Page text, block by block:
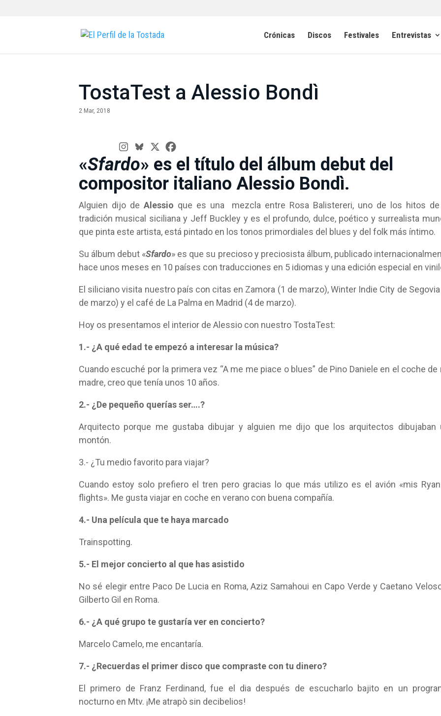
Crónicas Discos Festivales Entrevistas
TostaTest a Alessio Bondì
2 Mar, 2018
«Sfardo» es el título del álbum debut del
compositor italiano Alessio Bondì.
Alguien dijo de Alessio que es una mezcla entre Rosa Balistereri, uno de los hitos
tradición musical siciliana y Jeff Buckley y es el profundo, dulce, poético y surrealista
que pinta este artista, está pintado en los tonos primordiales del blues y del folk más íntimo.
Su álbum debut «Sfardo» es que su precioso y preciosista álbum, publicado
hace unos meses en 10 países con traducciones en 5 idiomas y una edición especial en
El siliciano visita nuestro país con citas en Zamora (1 de marzo), Winter Indie City de
de marzo) y el café de La Palma en Madrid (4 de marzo).
Hoy os presentamos el interior de Alessio con nuestro TostaTest:
1.- ¿A qué edad te empezó a interesar la música?
Cuando escuché por la primera vez “A me me piace o blues” de Pino Daniele en el coche de
madre, creo que tenía unos 10 años.
2.- ¿De pequeño querías ser….?
Arquitecto porque me gustaba dibujar y alguien me dijo que los arquitectos dibujaban
montón.
3.- ¿Tu medio favorito para viajar?
Cuando estoy solo prefiero el tren pero gracias lo que más utilizo es el avión «mis
flights». Me gusta viajar en coche en verano con buena compañía.
4.- Una película que te haya marcado
Trainspotting.
5.- El mejor concierto al que has asistido
No sé elegir entre Paco De Lucia en Roma, Aziz Samahoui en Capo Verde y Caetano
Gilberto Gil en Roma.
6.- ¿A qué grupo te gustaría ver en concierto?
Marcelo Camelo, me encantaría.
7.- ¿Recuerdas el primer disco que compraste con tu dinero?
El primero de Franz Ferdinand, fue el dia después de escucharlo bajito en un
nocturno en Mtv. ¡Me atrapò sin decibelios!